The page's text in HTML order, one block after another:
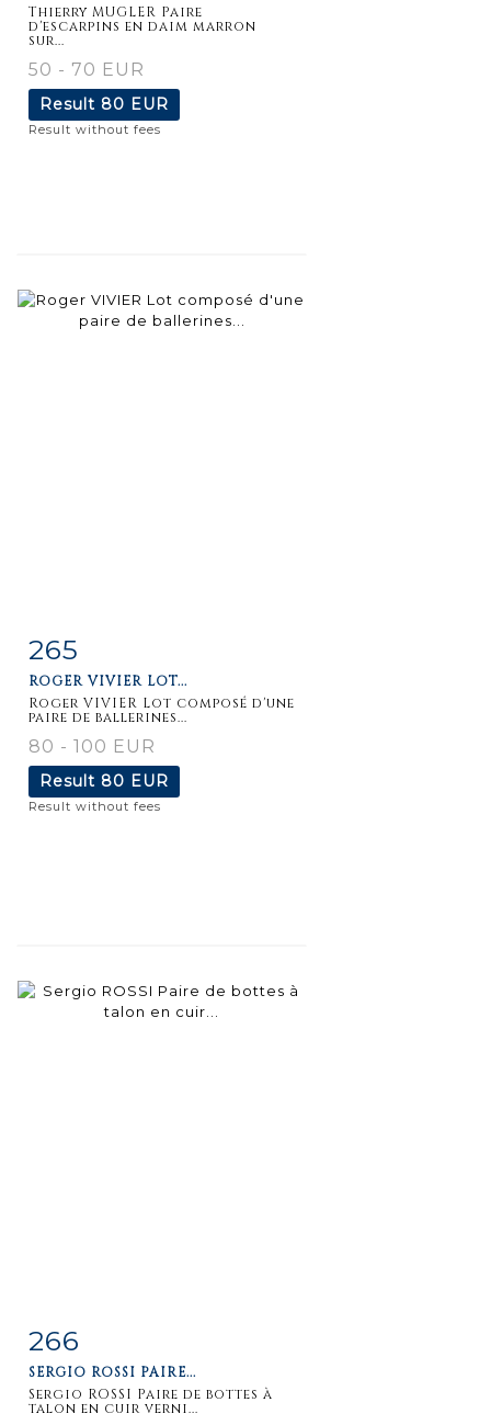
Thierry MUGLER Paire
d'escarpins en daim marron
sur...
50 - 70 EUR
Result 80 EUR
Result without fees
Item detail
265
ROGER VIVIER LOT...
Roger VIVIER Lot composé d'une
paire de ballerines...
80 - 100 EUR
Result 80 EUR
Result without fees
Item detail
266
SERGIO ROSSI PAIRE...
Sergio ROSSI Paire de bottes à
talon en cuir verni...